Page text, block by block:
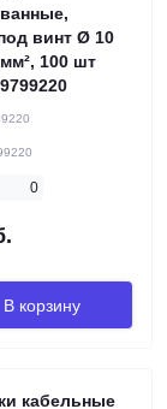
винт Ø 10
100 шт
0
В корзину
кабельные